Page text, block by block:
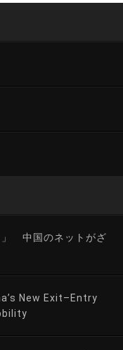
」 中国のネットがざ
New Exit–Entry